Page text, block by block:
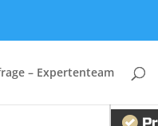
– Expertenteam